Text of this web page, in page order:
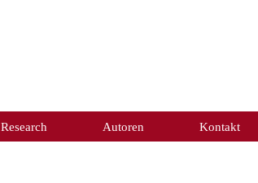
Research Autoren Kontakt